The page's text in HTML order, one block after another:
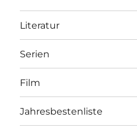
Literatur
Serien
Film
Jahresbestenliste